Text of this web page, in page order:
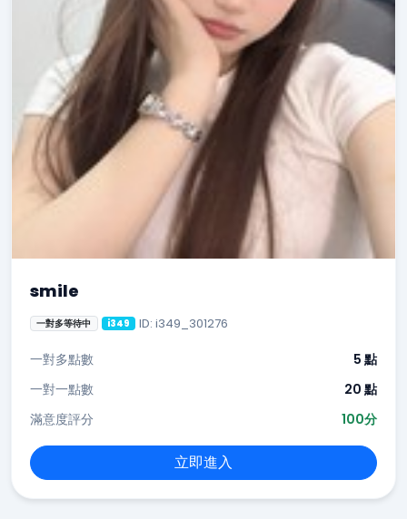
smile
一對多等待中 i349 ID: i349_301276
一對多點數
5 點
一對一點數
20 點
滿意度評分
100分
立即進入